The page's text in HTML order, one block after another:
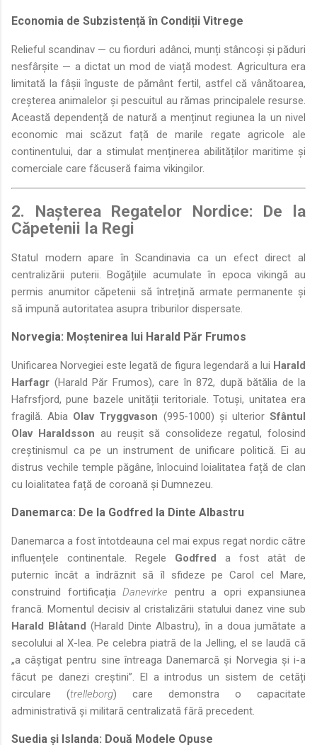
Economia de Subzistență în Condiții Vitrege
Relieful scandinav — cu fiorduri adânci, munți stâncoși și păduri
nesfârșite — a dictat un mod de viață modest. Agricultura era
limitată la fâșii înguste de pământ fertil, astfel că vânătoarea,
creșterea animalelor și pescuitul au rămas principalele resurse.
Această dependență de natură a menținut regiunea la un nivel
economic mai scăzut față de marile regate agricole ale
continentului, dar a stimulat menținerea abilităților maritime și
comerciale care făcuseră faima vikingilor.
2. Nașterea Regatelor Nordice: De la
Căpetenii la Regi
Statul modern apare în Scandinavia ca un efect direct al
centralizării puterii. Bogățiile acumulate în epoca vikingă au
permis anumitor căpetenii să întrețină armate permanente și
să impună autoritatea asupra triburilor dispersate.
Norvegia: Moștenirea lui Harald Păr Frumos
Unificarea Norvegiei este legată de figura legendară a lui Harald
Harfagr (Harald Păr Frumos), care în 872, după bătălia de la
Hafrsfjord, pune bazele unității teritoriale. Totuși, unitatea era
fragilă. Abia Olav Tryggvason (995-1000) și ulteriorSfântul
Olav Haraldsson au reușit să consolideze regatul, folosind
creștinismul ca pe un instrument de unificare politică. Ei au
distrus vechile temple păgâne, înlocuind loialitatea față de clan
cu loialitatea față de coroană și Dumnezeu.
Danemarca: De la Godfred la Dinte Albastru
Danemarca a fost întotdeauna cel mai expus regat nordic către
influențele continentale. Regele Godfred a fost atât de
puternic încât a îndrăznit să îl sfideze pe Carol cel Mare,
construind fortificația Danevirke pentru a opri expansiunea
francă. Momentul decisiv al cristalizării statului danez vine sub
Harald Blåtand (Harald Dinte Albastru), în a doua jumătate a
secolului al X-lea. Pe celebra piatră de la Jelling, el se laudă că
„a câștigat pentru sine întreaga Danemarcă și Norvegia și i-a
făcut pe danezi creștini”. El a introdus un sistem de cetăți
circulare (trelleborg) care demonstra o capacitate
administrativă și militară centralizată fără precedent.
Suedia și Islanda: Două Modele Opuse